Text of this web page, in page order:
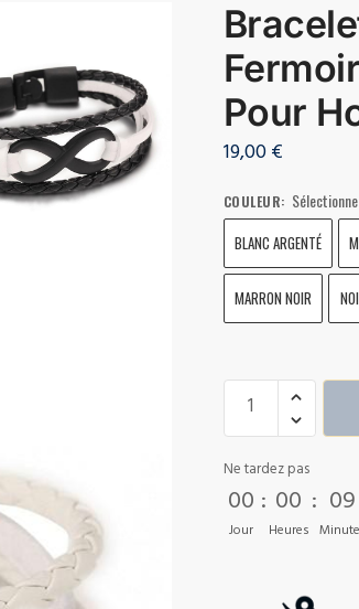
Pour
19,00€
COULEUR: Sélectionne
BLANC ARGENTÉ
MARRON NOIR
Ne tardez pas
00
Jour
: 00
Heures
: 09